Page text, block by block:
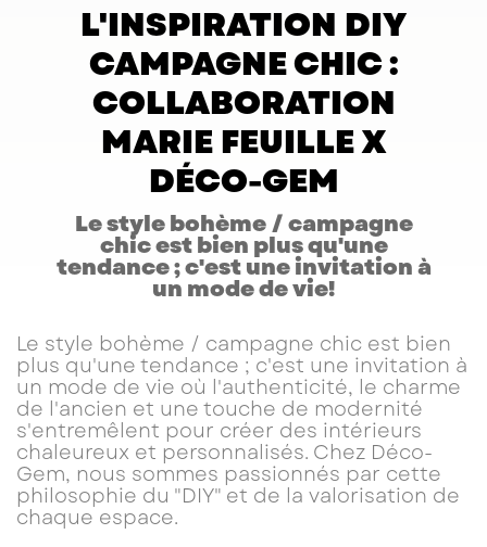
L'INSPIRATION DIY
CAMPAGNE CHIC :
COLLABORATION
MARIE FEUILLE X
DÉCO-GEM
Le style bohème / campagne
chic est bien plus qu'une
tendance ; c'est une invitation à
un mode de vie!
Le style bohème / campagne chic est bien
plus qu'une tendance ; c'est une invitation à
un mode de vie où l'authenticité, le charme
de l'ancien et une touche de modernité
s'entremêlent pour créer des intérieurs
chaleureux et personnalisés. Chez Déco-
Gem, nous sommes passionnés par cette
philosophie du "DIY" et de la valorisation de
chaque espace.